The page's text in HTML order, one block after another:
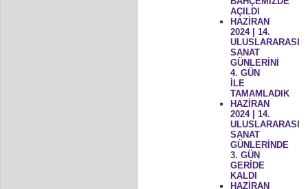
AÇILDI
HAZİRAN
2024 | 14.
ULUSLARARASI
SANAT
GÜNLERİNİ
4. GÜN
İLE
TAMAMLADIK
HAZİRAN
2024 | 14.
ULUSLARARASI
SANAT
GÜNLERİNDE
3. GÜN
GERİDE
KALDI
HAZİRAN